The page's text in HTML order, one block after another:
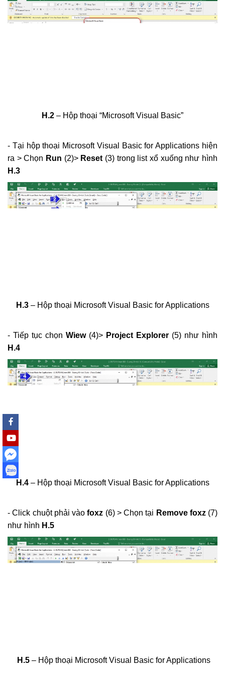
loại đường để tính cước vận tải đường bộ
Khắc Tiệp 0981757527 22 Thg 9, 2022 0 129
H.2 – Hộp thoại “Microsoft Visual Basic”
- Tại hộp thoại Microsoft Visual Basic for Applications hiện
ra > Chọn Run (2)> Reset (3) trong list xổ xuống như hình
H.3
H.3– Hộp thoại Microsoft Visual Basic for Applications
- Tiếp tục chọn Wiew(4)> Project Explorer (5) như hình
H.4
H.4– Hộp thoại Microsoft Visual Basic for Applications
- Click chuột phải vàofoxz (6) > Chọn tại Remove foxz(7)
như hình H.5
H.5– Hộp thoại Microsoft Visual Basic for Applications